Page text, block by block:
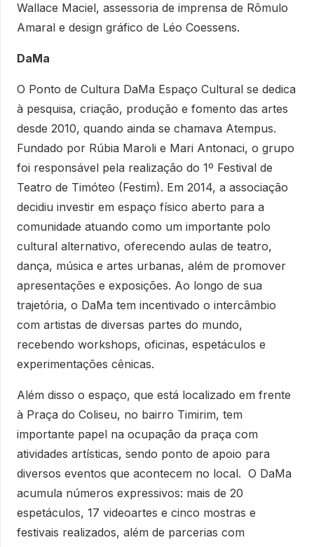
Wallace Maciel, assessoria de imprensa de Rômulo
Amaral e design gráfico de Léo Coessens.
DaMa
O Ponto de Cultura DaMa Espaço Cultural se dedica
à pesquisa, criação, produção e fomento das artes
desde 2010, quando ainda se chamava Atempus.
Fundado por Rúbia Maroli e Mari Antonaci, o grupo
foi responsável pela realização do 1º Festival de
Teatro de Timóteo (Festim). Em 2014, a associação
decidiu investir em espaço físico aberto para a
comunidade atuando como um importante polo
cultural alternativo, oferecendo aulas de teatro,
dança, música e artes urbanas, além de promover
apresentações e exposições. Ao longo de sua
trajetória, o DaMa tem incentivado o intercâmbio
com artistas de diversas partes do mundo,
recebendo workshops, oficinas, espetáculos e
experimentações cênicas.
Além disso o espaço, que está localizado em frente
à Praça do Coliseu, no bairro Timirim, tem
importante papel na ocupação da praça com
atividades artísticas, sendo ponto de apoio para
diversos eventos que acontecem no local. O DaMa
acumula números expressivos: mais de 20
espetáculos, 17 videoartes e cinco mostras e
festivais realizados, além de parcerias com